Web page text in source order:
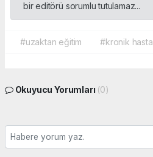
bir editörü sorumlu tutulamaz...
#uzaktan eğitim #kronik hasta
Okuyucu Yorumları (0)